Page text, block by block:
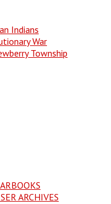
Indians
War
Township
ARCHIVES